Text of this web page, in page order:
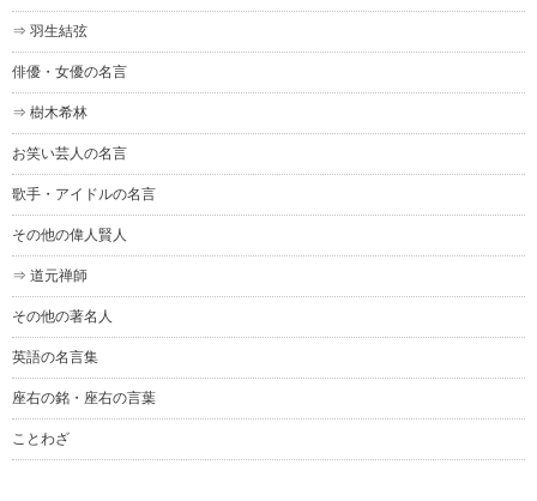
⇒ 羽生結弦
俳優・女優の名言
⇒ 樹木希林
お笑い芸人の名言
歌手・アイドルの名言
その他の偉人賢人
⇒ 道元禅師
その他の著名人
英語の名言集
座右の銘・座右の言葉
ことわざ